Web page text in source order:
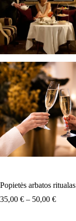
Popietės arbatos ritualas
35,00 € – 50,00 €Price